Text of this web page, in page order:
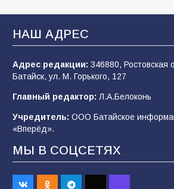
«Мобилизация или набор?»
деле происходит в армии
2026 года
«Пургу нести — не поля
заявления о мобилизации —
пропагандистский вброс
НАШ АДРЕС
Адрес редакции: 346880, Ростовская
Батайск, ул. М. Горького, 127
Главный редактор: Л.А.Белоконь
Учредитель: ООО Батайское
«Вперёд».
МЫ В СОЦСЕТЯХ